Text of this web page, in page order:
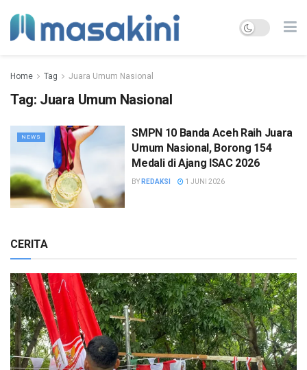
Home Tag Juara Umum Nasional
Tag: Juara Umum Nasional
NEWS
SMPN 10 Banda Aceh Raih Juara
Umum Nasional, Borong 154
Medali di Ajang ISAC 2026
BY REDAKSI 1 JUNI 2026
CERITA